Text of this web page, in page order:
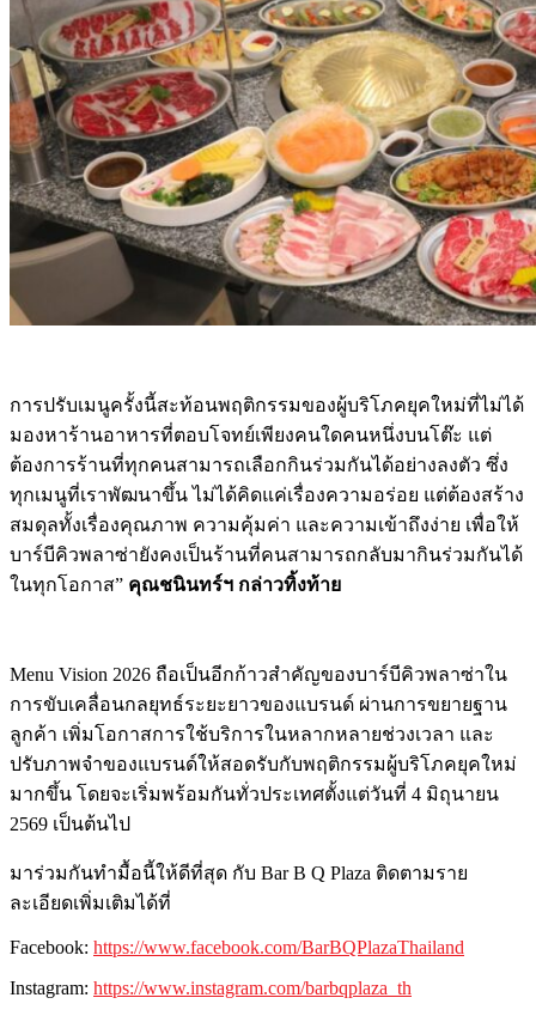
การปรับเมนูครั้งนี้สะท้อนพฤติกรรมของผู้บริโภคยุคใหม่ที่ไม่ได้
มองหาร้านอาหารที่ตอบโจทย์เพียงคนใดคนหนึ่งบนโต๊ะ แต่
ต้องการร้านที่ทุกคนสามารถเลือกกินร่วมกันได้อย่างลงตัว ซึ่ง
ทุกเมนูที่เราพัฒนาขึ้น ไม่ได้คิดแค่เรื่องความอร่อย แต่ต้องสร้าง
สมดุลทั้งเรื่องคุณภาพ ความคุ้มค่า และความเข้าถึงง่าย เพื่อให้
บาร์บีคิวพลาซ่ายังคงเป็นร้านที่คนสามารถกลับมากินร่วมกันได้
ในทุกโอกาส” คุณชนินทร์ฯ กล่าวทิ้งท้าย
Menu Vision 2026 ถือเป็นอีกก้าวสำคัญของบาร์บีคิวพลาซ่าใน
การขับเคลื่อนกลยุทธ์ระยะยาวของแบรนด์ ผ่านการขยายฐาน
ลูกค้า เพิ่มโอกาสการใช้บริการในหลากหลายช่วงเวลา และ
ปรับภาพจำของแบรนด์ให้สอดรับกับพฤติกรรมผู้บริโภคยุคใหม่
มากขึ้น โดยจะเริ่มพร้อมกันทั่วประเทศตั้งแต่วันที่ 4 มิถุนายน
2569 เป็นต้นไป
มาร่วมกันทำมื้อนี้ให้ดีที่สุด กับ Bar B Q Plaza ติดตามราย
ละเอียดเพิ่มเติมได้ที่
Facebook: https://www.facebook.com/BarBQPlazaThailand
Instagram: https://www.instagram.com/barbqplaza_th